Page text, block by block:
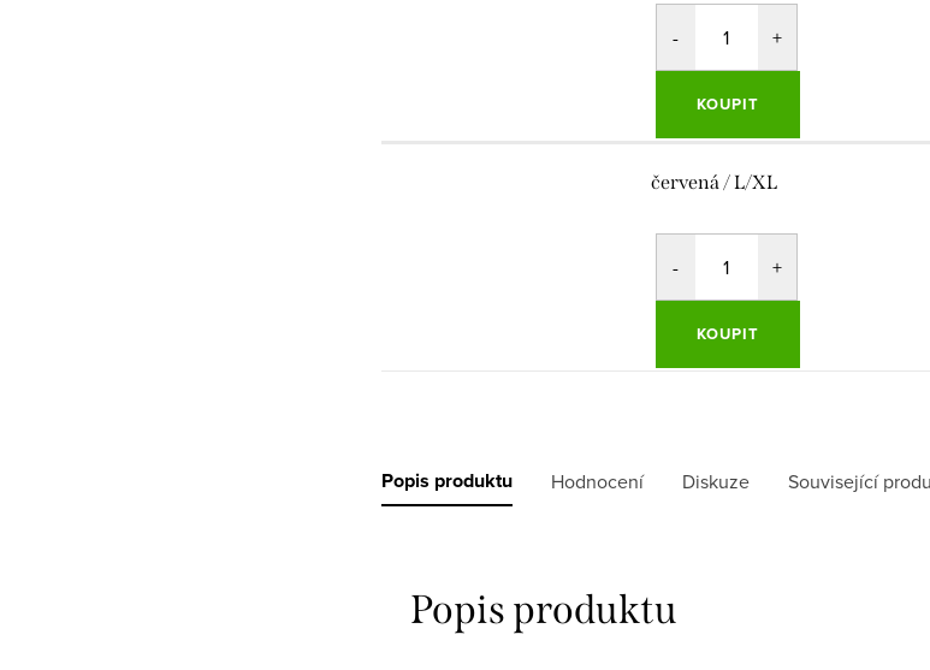
KOUPIT
červená / L/XL
KOUPIT
Popis produktu Hodnocení Diskuze Související
Popis produktu